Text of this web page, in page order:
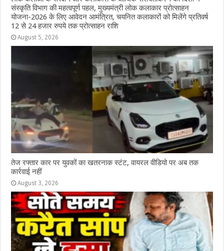
संस्कृति विभाग की महत्वपूर्ण पहल, मुख्यमंत्री लोक कलाकार प्रोत्साहन
योजना-2026 के लिए आवेदन आमंत्रित, चयनित कलाकारों को मिलेंगे प्रतिवर्ष
12 से 24 हजार रुपये तक प्रोत्साहन राशि
August 5, 2026
तेज रफ्तार कार पर युवकों का खतरनाक स्टंट, वायरल वीडियो पर अब तक
कार्रवाई नहीं
August 3, 2026